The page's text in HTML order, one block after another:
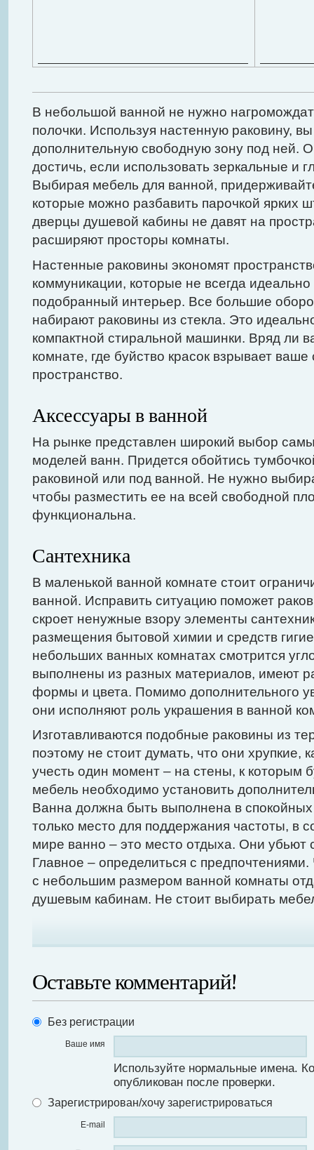
В небольшой ванной не нужно
полочки. Используя настенную раковину,
дополнительную свободную зону под ней.
достичь, если использовать зеркальные и
Выбирая мебель для ванной,
которые можно разбавить парочкой ярких
дверцы душевой кабины не давят на
расширяют просторы комнаты.
Настенные раковины экономят
коммуникации, которые не всегда
подобранный интерьер. Все большие
набирают раковины из стекла. Это
компактной стиральной машинки. Вряд ли
комнате, где буйство красок взрывает
пространство.
Аксессуары в ванной
На рынке представлен широкий выбор
моделей ванн. Придется обойтись
раковиной или под ванной. Не нужно
чтобы разместить ее на всей свободной
функциональна.
Сантехника
В маленькой ванной комнате стоит
ванной. Исправить ситуацию поможет
скроет ненужные взору элементы
размещения бытовой химии и средств
небольших ванных комнатах смотрится
выполнены из разных материалов, имеют
формы и цвета. Помимо дополнительного
они исполняют роль украшения в ванной
Изготавливаются подобные раковины из
поэтому не стоит думать, что они хрупкие,
учесть один момент – на стены, к которым
мебель необходимо установить
Ванна должна быть выполнена в спокойных
только место для поддержания частоты, в
мире ванно – это место отдыха. Они убьют
Главное – определиться с
с небольшим размером ванной комнаты
душевым кабинам. Не стоит выбирать
Оставьте комментарий!
Без регистрации
Ваше имя
Используйте нормальные имена.
опубликован после проверки.
Зарегистрирован/хочу зарегистрироваться
E-mail